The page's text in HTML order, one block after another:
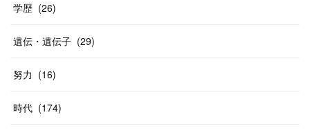
学歴 (26)
遺伝・遺伝子 (29)
努力 (16)
時代 (174)